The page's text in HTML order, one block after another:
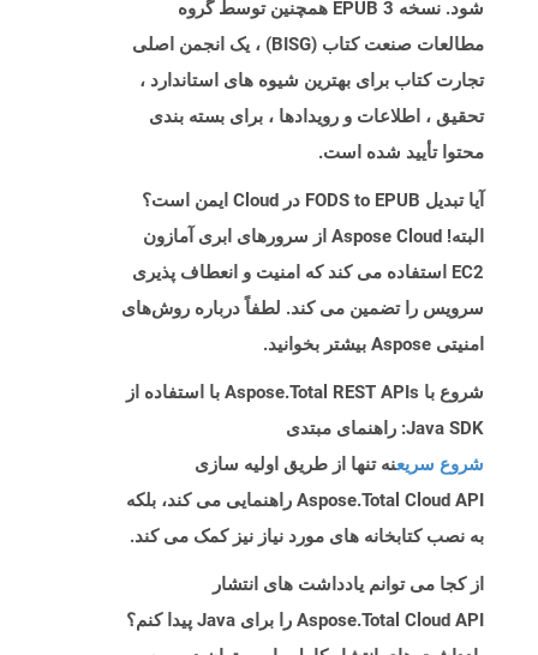
شود. نسخه EPUB 3 همچنین توسط گروه
مطالعات صنعت کتاب (BISG) ، یک انجمن اصلی
تجارت کتاب برای بهترین شیوه های استاندارد ،
تحقیق ، اطلاعات و رویدادها ، برای بسته بندی
محتوا تأیید شده است.
آیا تبدیل FODS to EPUB در Cloud ایمن است؟
البته! Aspose Cloud از سرورهای ابری آمازون
EC2 استفاده می کند که امنیت و انعطاف پذیری
سرویس را تضمین می کند. لطفاً درباره روش‌های
امنیتی Aspose بیشتر بخوانید.
شروع با Aspose.Total REST APIs با استفاده از
Java SDK: راهنمای مبتدی
شروع سریعنه تنها از طریق اولیه سازی
Aspose.Total Cloud API راهنمایی می کند، بلکه
به نصب کتابخانه های مورد نیاز نیز کمک می کند.
از کجا می توانم یادداشت های انتشار
Aspose.Total Cloud API را برای Java پیدا کنم؟